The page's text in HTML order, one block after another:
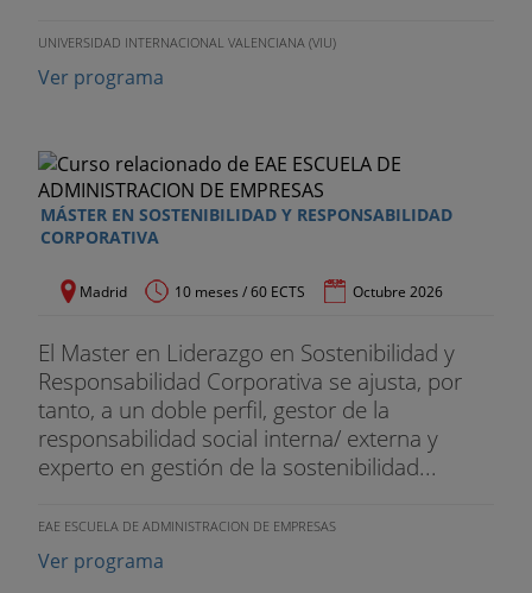
UNIVERSIDAD INTERNACIONAL VALENCIANA (VIU)
Ver programa
MÁSTER EN SOSTENIBILIDAD Y RESPONSABILIDAD
CORPORATIVA
Madrid 10 meses / 60 ECTS Octubre 2026
El Master en Liderazgo en Sostenibilidad y
Responsabilidad Corporativa se ajusta, por
tanto, a un doble perfil, gestor de la
responsabilidad social interna/ externa y
experto en gestión de la sostenibilidad...
EAE ESCUELA DE ADMINISTRACION DE EMPRESAS
Ver programa